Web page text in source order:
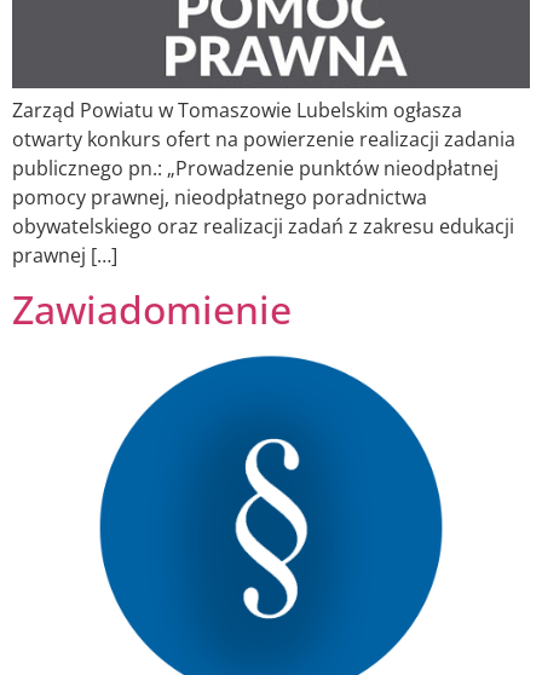
Zarząd Powiatu w Tomaszowie Lubelskim ogłasza
otwarty konkurs ofert na powierzenie realizacji zadania
publicznego pn.: „Prowadzenie punktów nieodpłatnej
pomocy prawnej, nieodpłatnego poradnictwa
obywatelskiego oraz realizacji zadań z zakresu edukacji
prawnej […]
Zawiadomienie